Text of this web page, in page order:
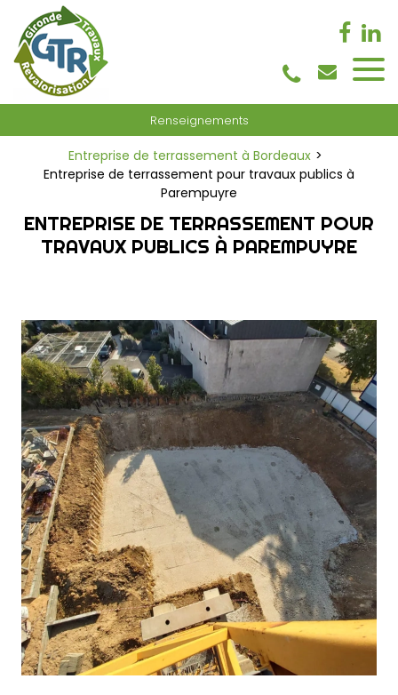
Renseignements
Entreprise de terrassement à Bordeaux
Entreprise de terrassement pour travaux publics à
Parempuyre
ENTREPRISE DE TERRASSEMENT POUR
TRAVAUX PUBLICS À PAREMPUYRE
Panneau de gestion des cookies